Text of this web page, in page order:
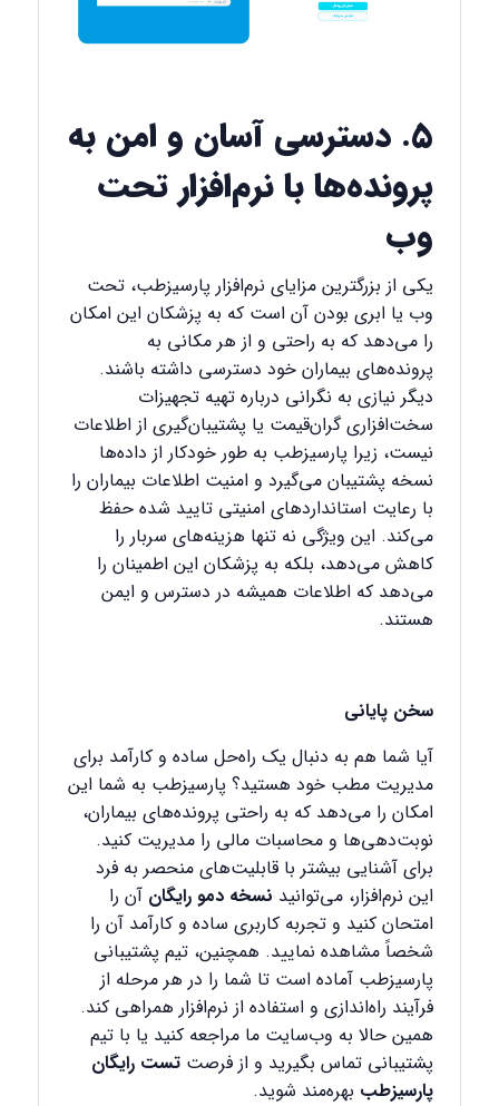
5. دسترسی آسان و امن به
پرونده‌ها با نرم‌افزار تحت
وب
یکی از بزرگترین مزایای نرم‌افزار پارسیزطب، تحت
وب یا ابری بودن آن است که به پزشکان این امکان
را می‌دهد که به راحتی و از هر مکانی به
پرونده‌های بیماران خود دسترسی داشته باشند.
دیگر نیازی به نگرانی درباره تهیه تجهیزات
سخت‌افزاری گران‌قیمت یا پشتیبان‌گیری از اطلاعات
نیست، زیرا پارسیزطب به طور خودکار از داده‌ها
نسخه پشتیبان می‌گیرد و امنیت اطلاعات بیماران را
با رعایت استانداردهای امنیتی تایید شده حفظ
می‌کند. این ویژگی نه تنها هزینه‌های سربار را
کاهش می‌دهد، بلکه به پزشکان این اطمینان را
می‌دهد که اطلاعات همیشه در دسترس و ایمن
هستند.
سخن پایانی
آیا شما هم به دنبال یک راه‌حل ساده و کارآمد برای
مدیریت مطب خود هستید؟ پارسیزطب به شما این
امکان را می‌دهد که به راحتی پرونده‌های بیماران،
نوبت‌دهی‌ها و محاسبات مالی را مدیریت کنید.
برای آشنایی بیشتر با قابلیت‌های منحصر به فرد
این نرم‌افزار، می‌توانید نسخه دمو رایگان آن را
امتحان کنید و تجربه کاربری ساده و کارآمد آن را
شخصاً مشاهده نمایید. همچنین، تیم پشتیبانی
پارسیزطب آماده است تا شما را در هر مرحله از
فرآیند راه‌اندازی و استفاده از نرم‌افزار همراهی کند.
همین حالا به وب‌سایت ما مراجعه کنید یا با تیم
پشتیبانی تماس بگیرید و از فرصتتست رایگان
پارسیزطب بهره‌مند شوید.